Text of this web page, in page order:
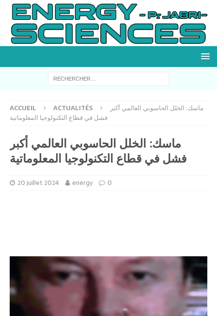
ACCUEIL ACTUALITÉS
ماسك: الخلل الحاسوبي العالمي أكبر
فشل في قطاع التكنولوجيا المعلوماتية
ماسك: الخلل الحاسوبي العالمي أكبر
فشل في قطاع التكنولوجيا المعلوماتية
20 juillet 2024 energy 0